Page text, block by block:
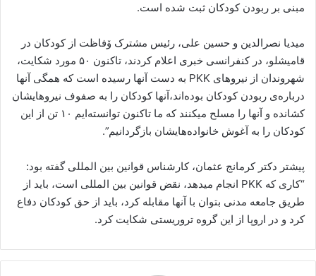
مبنی بر ربودن کودکان ثبت شدە است.
میدیا نصرالدین و حسین علی، رئیس مشترک ۆفاظت از کودکان در
قامیشلو، در کنفرانسی خبری اعلام کردند، تاکنون ۵٠ مورد شکایت،
شهروندان از نیروهای PKK بە دست آنها رسیدە است کە همگی آنها
دربارەی ربودن کودکان بودەاند،آنها کودکان را بە صفوف نیروهایشان
کشاندە و آنها را مسلح میکنند که ما تاکنون توانستەایم ١٠ تن از این
کودکان را بە آغوش خانوادەهایشان بازگردانیم”.
پیشتر دکتر کرمانج عثمان، کارشناس قوانین بین المللی گفته بود:
“کاری که PKK انجام میدهد، نقض قوانین بین المللی است، باید از
طریق جامعە مدنی بتوان با آنها مقابلە کرد، باید از حق کودکان دفاع
کرد و در اروپا از این گروه تروریستی شکایت کرد.